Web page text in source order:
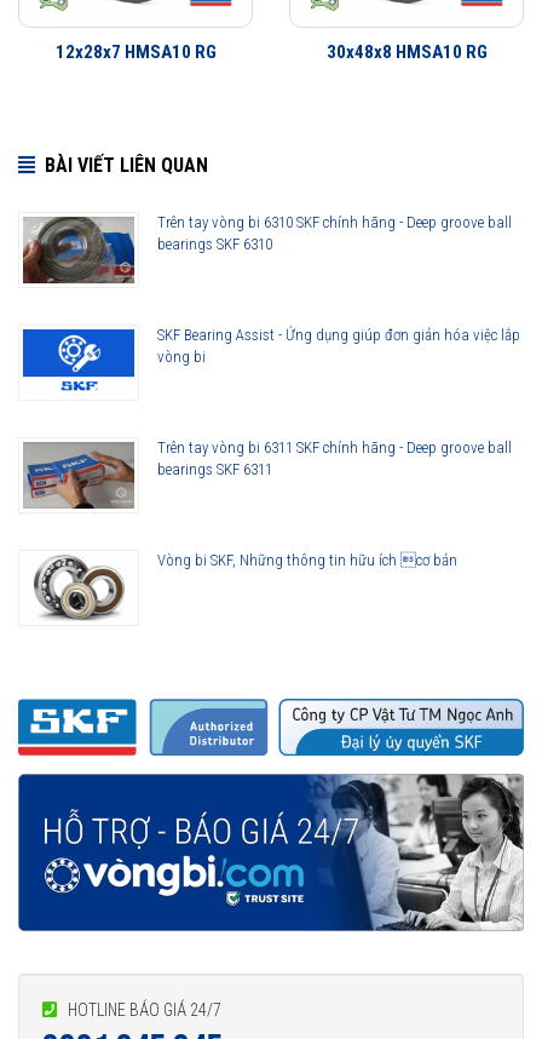
30x42x7 HMSA10 RG được phân phối chính hãng
Đại lý ủy quyền SKF chính hãng - SKF Authorized Distributor
0921 345 345 096 123 8558
12x28x7 HMSA10 RG 30x48x8 HMSA10 RG
BÀI VIẾT LIÊN QUAN
Trên tay vòng bi 6310 SKF chính hãng - Deep groove ball
bearings SKF 6310
SKF Bearing Assist - Ứng dụng giúp đơn giản hóa việc lắp
vòng bi
Trên tay vòng bi 6311 SKF chính hãng - Deep groove ball
bearings SKF 6311
Vòng bi SKF, Những thông tin hữu ích cơ bản
HOTLINE BÁO GIÁ 24/7